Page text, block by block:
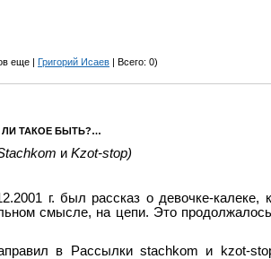
еще | Григорий Исаев | Всего: 0)
ТАКОЕ БЫТЬ?…
и Kzot-stop)
г. был рассказ о девочке-калеке,
смысле, на цепи. Это
в Рассылки stachkom и kzot-